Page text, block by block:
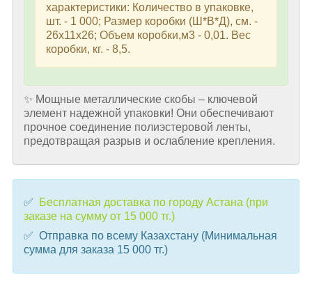
характеристики: Количество в упаковке,
шт. - 1 000; Размер коробки (Ш*В*Д), см. -
26х11х26; Объем коробки,м3 - 0,01. Вес
коробки, кг. - 8,5.
✨ Мощные металлические скобы – ключевой
элемент надежной упаковки! Они обеспечивают
прочное соединение полиэстеровой ленты,
предотвращая разрыв и ослабление крепления.
✅
Бесплатная доставка по городу Астана (при
заказе на сумму от 15 000 тг.)
✅ Отправка по всему Казахстану (Минимальная
сумма для заказа 15 000 тг.)